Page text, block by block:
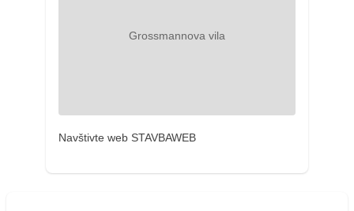
Navštivte web STAVBAWEB